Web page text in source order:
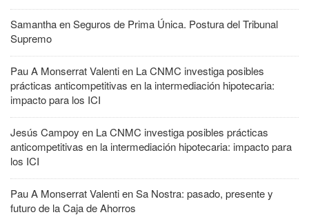
SamanthaenSeguros de Prima Única. Postura del Tribunal
Supremo
Pau A Monserrat Valentien La CNMC investiga posibles
prácticas anticompetitivas en la intermediación hipotecaria:
impacto para los ICI
Jesús Campoy en La CNMC investiga posibles prácticas
anticompetitivas en la intermediación hipotecaria: impacto para
los ICI
Pau A Monserrat ValentienSa Nostra: pasado, presente y
futuro de la Caja de Ahorros